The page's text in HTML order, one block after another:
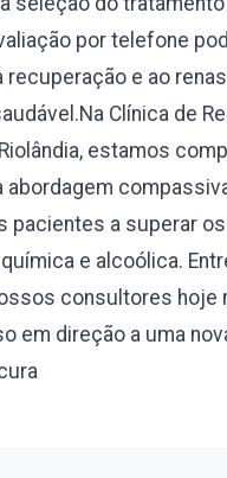
por telefone
recuperação e ao
Clínica de
estamos
abordagem
pacientes a superar
e alcoólica.
consultores hoje
em direção a uma